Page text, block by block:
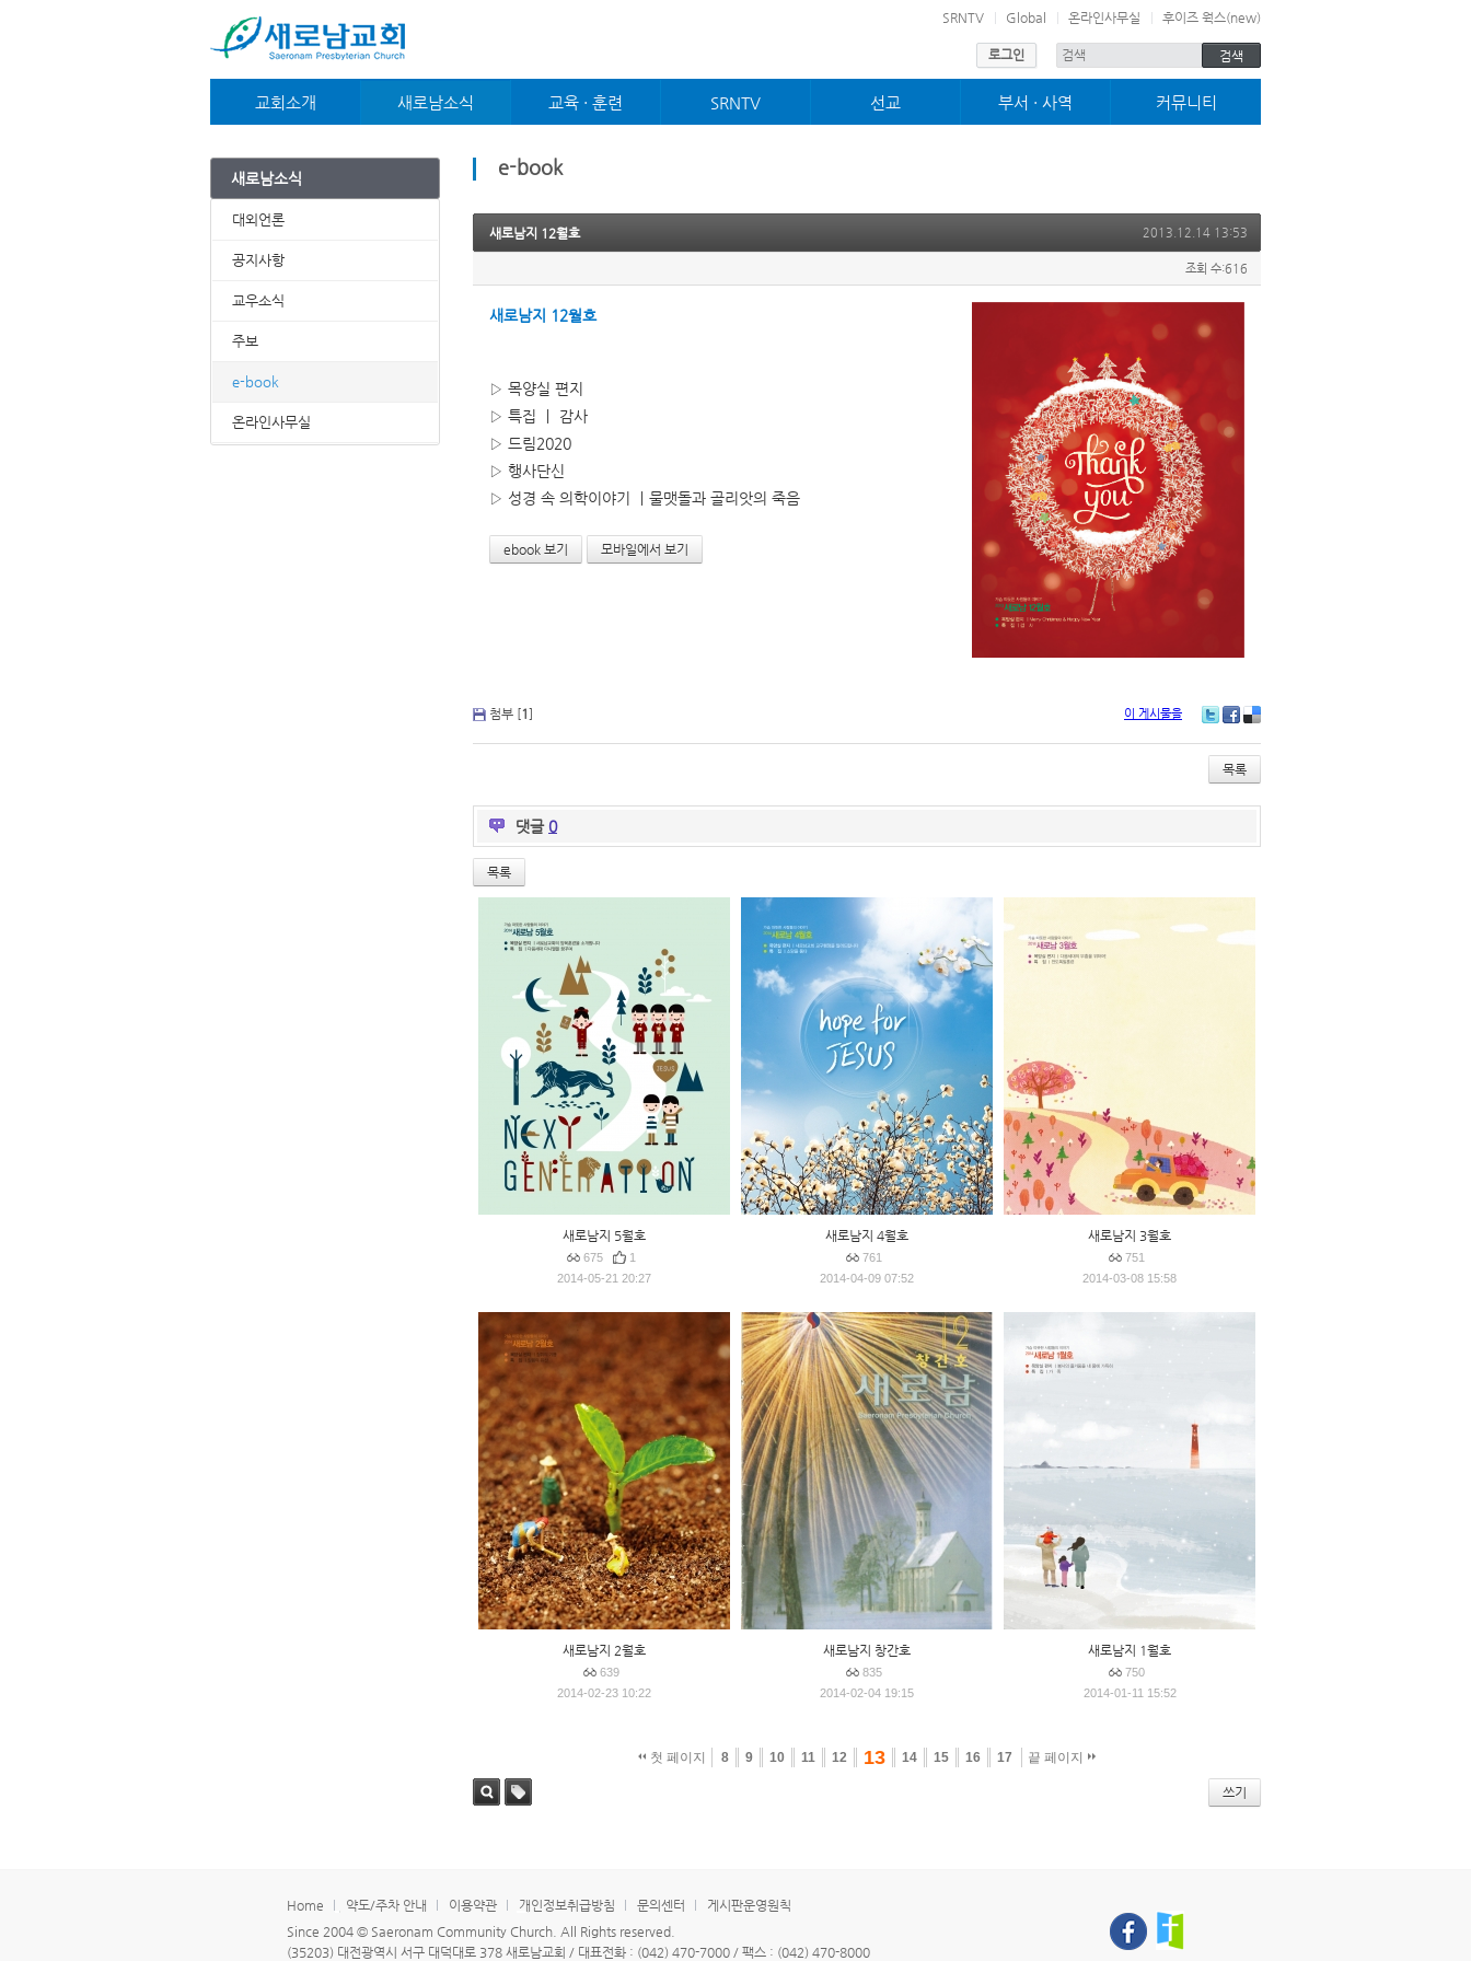
SRNTV Global 온라인사무실 후이즈 웍스(new)
로그인
교회소개
새가족안내
예배시간안내
약도/주차안내
담임목사
섬기는분들
새로남소식
공지사항
주보
교육 · 훈련
순장훈련
성장프로그램
전도폭발훈련
SRNTV 선교 부서 · 사역 커뮤니티
새로남소식
대외언론
공지사항
교우소식
주보
e-book
온라인사무실
e-book
새로남지 12월호 2013.12.14 13:53
조회 수:616
새로남지 12월호
▷ 목양실 편지
▷ 특집 ㅣ 감사
▷ 드림2020
▷ 행사단신
▷ 성경 속 의학이야기 ㅣ물맷돌과 골리앗의 죽음
ebook 보기 모바일에서 보기
첨부 [1] 이 게시물을
bo
ok
ou
s
목록
댓글 0
목록
새로남지 5월호
675
1
2014-05-21 20:27
새로남지 4월호
761
2014-04-09 07:52
새로남지 3월호
751
2014-03-08 15:58
새로남지 2월호
639
2014-02-23 10:22
새로남지 창간호
835
2014-02-04 19:15
새로남지 1월호
750
2014-01-11 15:52
첫 페이지 8 9 10 11 12 13 14 15 16 17 끝 페이지
쓰기
Home 약도/주차 안내 이용약관 개인정보취급방침 문의센터
게시판운영원칙
Since 2004 © Saeronam Community Church. All Rights reserved.
(35203) 대전광역시 서구 대덕대로 378 새로남교회 / 대표전화 : (042) 470-7000 / 팩스 : (042) 470-8000